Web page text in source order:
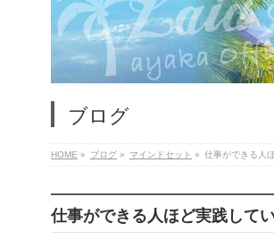
ブログ
HOME » ブログ » マインドセット » 仕事ができる人
仕事ができる人ほど実践して